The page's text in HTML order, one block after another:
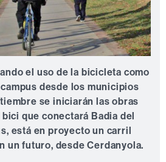
el uso de la bicicleta como
desde los municipios
se iniciarán las obras
que conectará Badia del
está en proyecto un carril
un futuro, desde Cerdanyola.